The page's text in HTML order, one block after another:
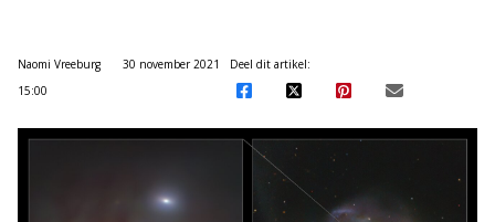
Naomi Vreeburg
30 november 2021
15:00
Deel dit artikel: